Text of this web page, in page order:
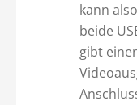
kann
beide
gibt